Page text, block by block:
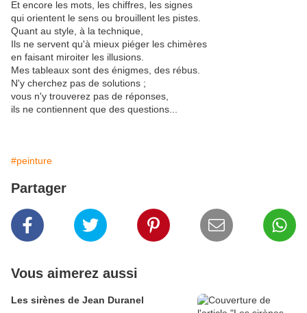
Et encore les mots, les chiffres, les signes
qui orientent le sens ou brouillent les pistes.
Quant au style, à la technique,
Ils ne servent qu'à mieux piéger les chimères
en faisant miroiter les illusions.
Mes tableaux sont des énigmes, des rébus.
N'y cherchez pas de solutions ;
vous n'y trouverez pas de réponses,
ils ne contiennent que des questions...
#peinture
Partager
Vous aimerez aussi
Les sirènes de Jean Duranel